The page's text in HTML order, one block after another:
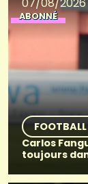
ABONNÉ
FOOTBALL
Carlos
toujours